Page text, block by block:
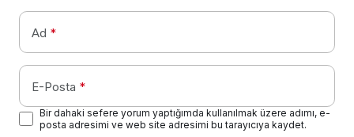
Ad *
E-Posta *
Bir dahaki sefere yorum yaptığımda kullanılmak üzere adımı, e-
posta adresimi ve web site adresimi bu tarayıcıya kaydet.